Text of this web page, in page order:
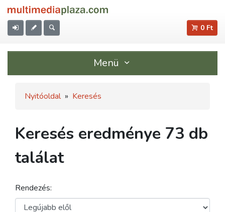
0 Ft
Menü
Nyitóoldal » Keresés
Keresés eredménye 73 db
találat
Rendezés: